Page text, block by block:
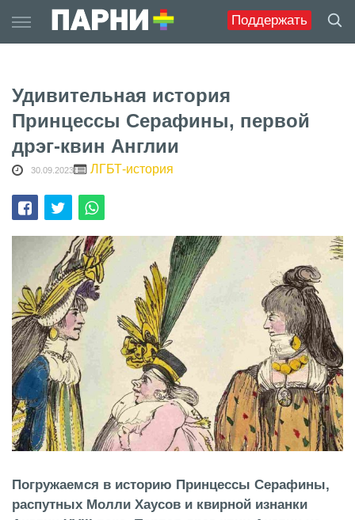
Поддержать
to
content
Удивительная история
Принцессы Серафины, первой
дрэг-квин Англии
30.09.2023 ЛГБТ-история
Погружаемся в историю Принцессы Серафины,
распутных Молли Хаусов и квирной изнанки